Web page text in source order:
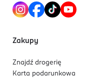
ułatwia
Składniki aktywne
Kwas hialuronowy
nawilżają i
Zakupy
Znajdź drogerię
Karta podarunkowa